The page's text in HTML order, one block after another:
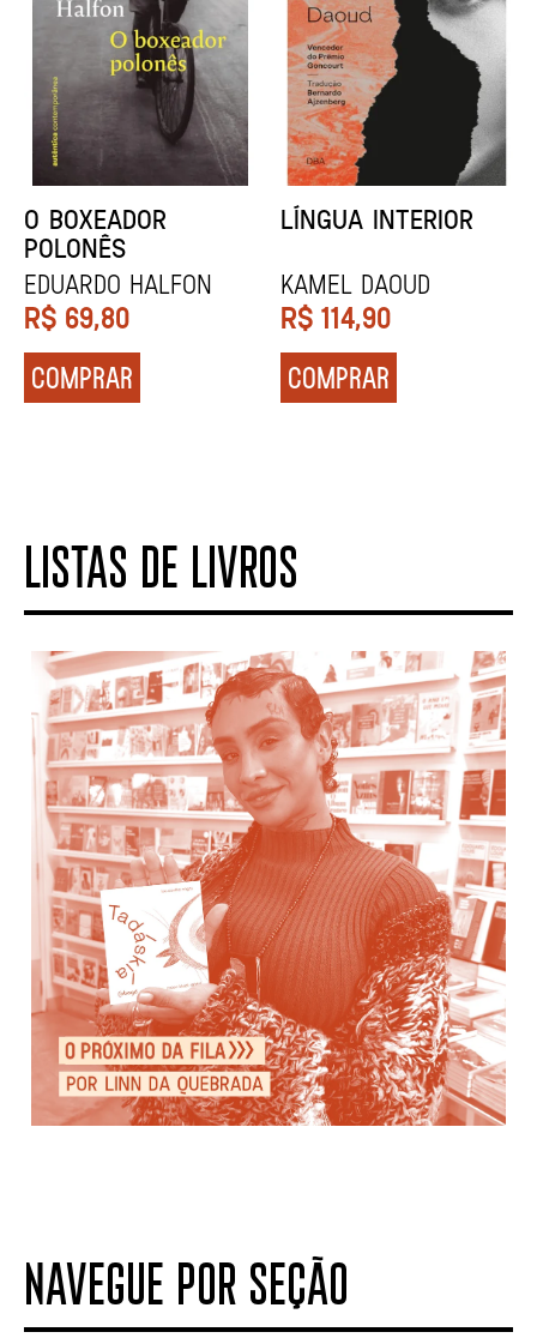
DENTES BRANCOS
Zadie Smith
R$ 129,90
COMPRAR
UCRÂNIA
Andrei Kurkov
R$ 139,90
COMPRAR
LISTAS DE LIVROS
NAVEGUE POR SEÇÃO